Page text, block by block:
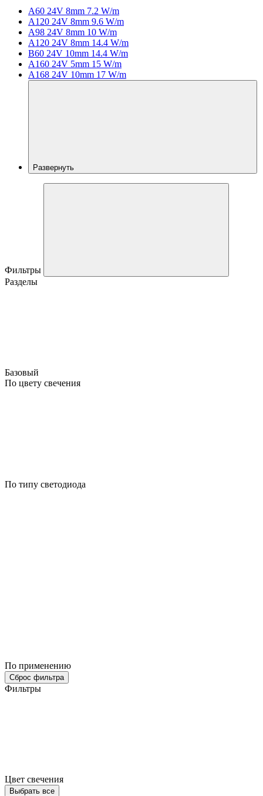
A60 24V 8mm 7.2 W/m
A120 24V 8mm 9.6 W/m
A98 24V 8mm 10 W/m
A120 24V 8mm 14.4 W/m
B60 24V 10mm 14.4 W/m
A160 24V 5mm 15 W/m
A168 24V 10mm 17 W/m
Развернуть
Фильтры
Разделы
Базовый
По цвету свечения
По типу светодиода
По применению
Сброс фильтра
Фильтры
Цвет свечения
Выбрать все